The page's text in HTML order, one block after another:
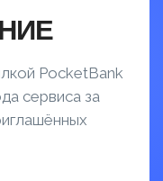
PocketBank
сервиса за